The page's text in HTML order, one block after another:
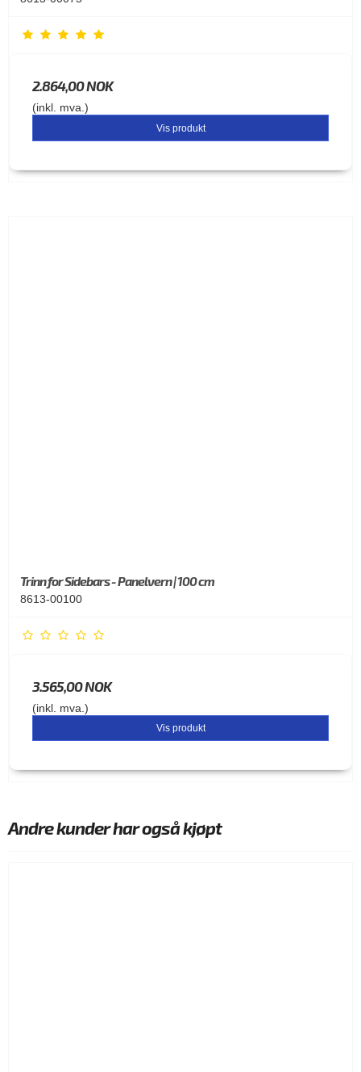
2.864,00 NOK
(inkl. mva.)
Vis produkt
Trinn for Sidebars - Panelvern | 100 cm
8613-00100
3.565,00 NOK
(inkl. mva.)
Vis produkt
Andre kunder har også kjøpt